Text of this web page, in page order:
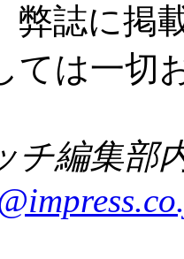
弊誌に掲
ては一切
チ編集部